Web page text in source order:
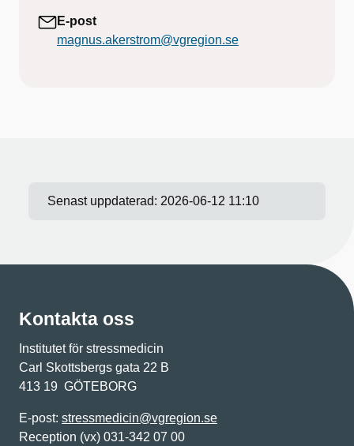
E-post
magnus.akerstrom@vgregion.se
Senast uppdaterad: 2026-06-12 11:10
Kontakta oss
Institutet för stressmedicin
Carl Skottsbergs gata 22 B
413 19 GÖTEBORG
E-post: stressmedicin@vgregion.se
Reception (vx) 031-342 07 00